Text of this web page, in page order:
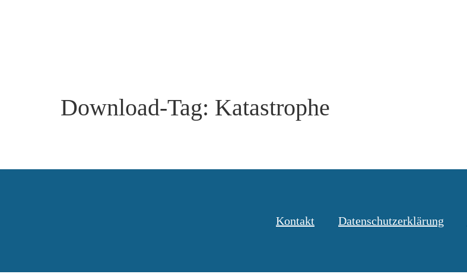
Download-Tag: Katastrophe
Kontakt Datenschutzerklärung